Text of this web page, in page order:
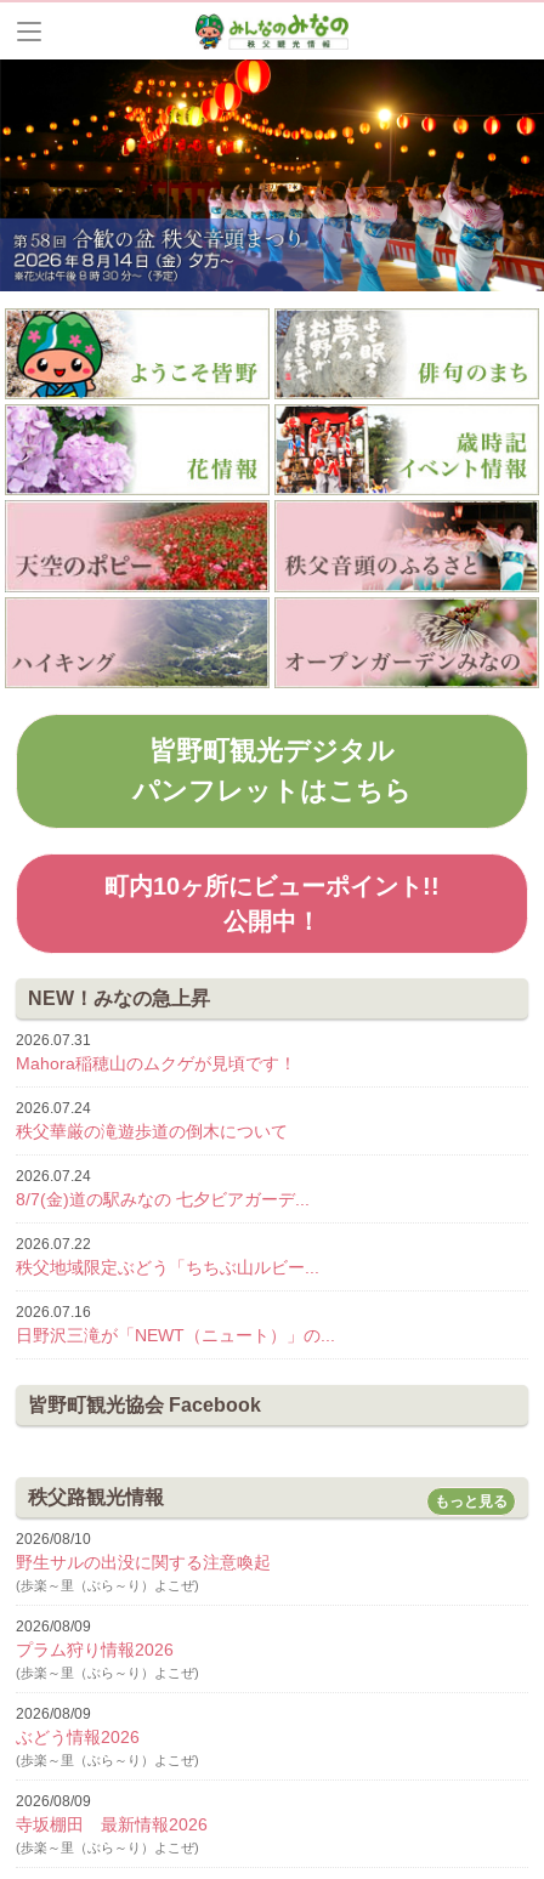
皆野町観光デジタル
パンフレットはこちら
町内10ヶ所にビューポイント!!
公開中！
NEW！みなの急上昇
2026.07.31
Mahora稲穂山のムクゲが見頃です！
2026.07.24
秩父華厳の滝遊歩道の倒木について
2026.07.24
8/7(金)道の駅みなの 七夕ビアガーデ...
2026.07.22
秩父地域限定ぶどう「ちちぶ山ルビー...
2026.07.16
日野沢三滝が「NEWT（ニュート）」の...
皆野町観光協会 Facebook
秩父路観光情報 もっと見る
2026/08/10
野生サルの出没に関する注意喚起
(歩楽～里（ぶら～り）よこぜ)
2026/08/09
プラム狩り情報2026
(歩楽～里（ぶら～り）よこぜ)
2026/08/09
ぶどう情報2026
(歩楽～里（ぶら～り）よこぜ)
2026/08/09
寺坂棚田 最新情報2026
(歩楽～里（ぶら～り）よこぜ)